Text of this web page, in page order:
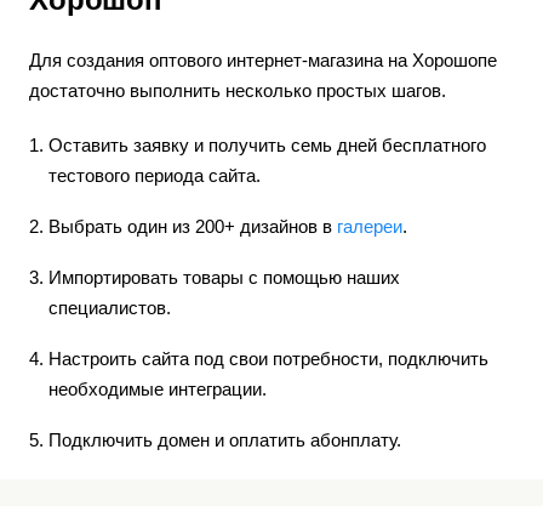
Для создания оптового интернет-магазина на Хорошопе
достаточно выполнить несколько простых шагов.
Оставить заявку и получить семь дней бесплатного
тестового периода сайта.
Выбрать один из 200+ дизайнов в галереи.
Импортировать товары с помощью наших
специалистов.
Настроить сайта под свои потребности, подключить
необходимые интеграции.
Подключить домен и оплатить абонплату.